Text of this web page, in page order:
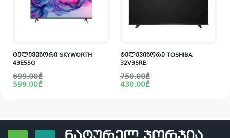
ტელევიზორი SKYWORTH
43E55G
699.00₾
Original
price
was:
599.00₾
Current
price
is:
ტელევიზორი TOSHIBA
32V35RE
750.00₾
Original
price
was:
430.00₾
Current
price
is: